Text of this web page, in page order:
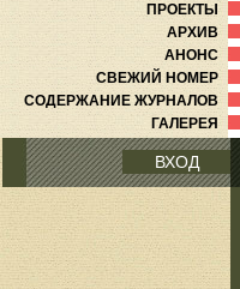
ПРОЕКТЫ
АРХИВ
АНОНС
СВЕЖИЙ НОМЕР
СОДЕРЖАНИЕ ЖУРНАЛОВ
ГАЛЕРЕЯ
ВХОД